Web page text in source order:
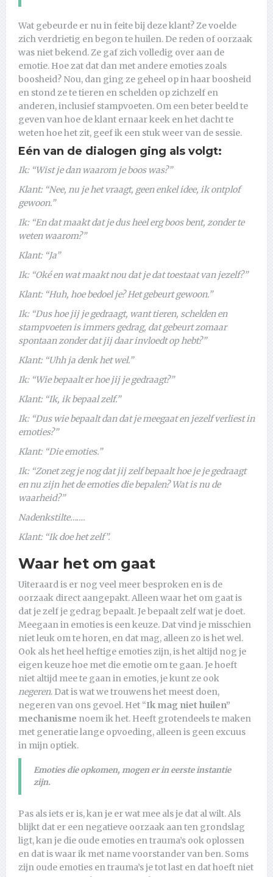
Wat gebeurde er nu in feite bij deze klant? Ze voelde
zich verdrietig en begon te huilen. De reden of oorzaak
was niet bekend. Ze gaf zich volledig over aan de
emotie. Hoe zat dat dan met andere emoties zoals
boosheid? Nou, dan ging ze geheel op in haar boosheid
en stond ze te tieren en schelden op zichzelf en
anderen, inclusief stampvoeten. Om een beter beeld te
geven van hoe de klant ernaar keek en het dacht te
weten hoe het zit, geef ik een stuk weer van de sessie.
Eén van de dialogen ging als volgt:
Ik: “Wist je dan waarom je boos was?”
Klant: “Nee, nu je het vraagt, geen enkel idee, ik ontplof
gewoon.”
Ik: “En dat maakt dat je dus heel erg boos bent, zonder te
weten waarom?”
Klant: “Ja”
Ik: “Oké en wat maakt nou dat je dat toestaat van jezelf?”
Klant: “Huh, hoe bedoel je? Het gebeurt gewoon.”
Ik: “Dus hoe jij je gedraagt, want tieren, schelden en
stampvoeten is immers gedrag, dat gebeurt zomaar
spontaan zonder dat jij daar invloedt op hebt?”
Klant: “Uhh ja denk het wel.”
Ik: “Wie bepaalt er hoe jij je gedraagt?”
Klant: “Ik, ik bepaal zelf.”
Ik: “Dus wie bepaalt dan dat je meegaat en jezelf verliest in
emoties?”
Klant: “Die emoties.”
Ik: “Zonet zeg je nog dat jij zelf bepaalt hoe je je gedraagt
en nu zijn het de emoties die bepalen? Wat is nu de
waarheid?”
Nadenkstilte…….
Klant: “Ik doe het zelf”.
Waar het om gaat
Uiteraard is er nog veel meer besproken en is de
oorzaak direct aangepakt. Alleen waar het om gaat is
dat je zelf je gedrag bepaalt. Je bepaalt zelf wat je doet.
Meegaan in emoties is een keuze. Dat vind je misschien
niet leuk om te horen, en dat mag, alleen zo is het wel.
Ook als het heel heftige emoties zijn, is het altijd nog je
eigen keuze hoe met die emotie om te gaan. Je hoeft
niet altijd mee te gaan in emoties, je kunt ze ook
negeren. Dat is wat we trouwens het meest doen,
negeren van ons gevoel. Het “Ik mag niet huilen”
mechanisme noem ik het. Heeft grotendeels te maken
met generatie lange opvoeding, alleen is geen excuus
in mijn optiek.
Emoties die opkomen, mogen er in eerste instantie
zijn.
Pas als iets er is, kan je er wat mee als je dat al wilt. Als
blijkt dat er een negatieve oorzaak aan ten grondslag
ligt, kan je die oude emoties en trauma’s ook oplossen
en dat is waar ik met name voorstander van ben. Soms
zijn oude emoties en trauma’s je tot last en dat hoeft niet